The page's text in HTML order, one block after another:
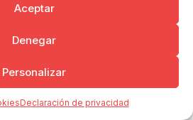
Aceptar
Denegar
Personalizar
Declaración de privacidad